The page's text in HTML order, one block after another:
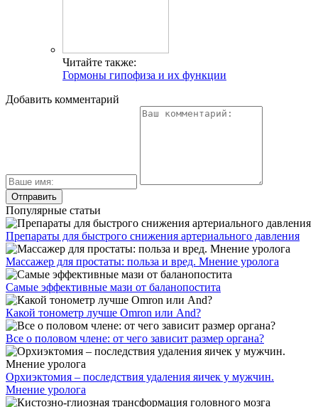
Читайте также:
Гормоны гипофиза и их функции
Добавить комментарий
Популярные статьи
Препараты для быстрого снижения артериального давления
Массажер для простаты: польза и вред. Мнение уролога
Самые эффективные мази от баланопостита
Какой тонометр лучше Omron или And?
Все о половом члене: от чего зависит размер органа?
Орхиэктомия – последствия удаления яичек у мужчин.
Мнение уролога